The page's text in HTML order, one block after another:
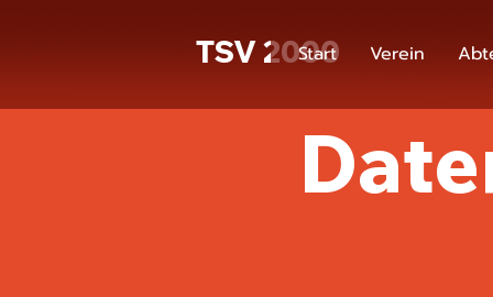
TSV 2000
Start Verein